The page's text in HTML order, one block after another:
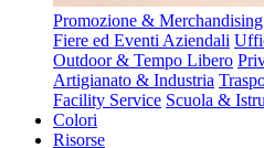
Promozione & Merchandising
Fiere ed Eventi Aziendali
Outdoor & Tempo Libero
Artigianato & Industria
Facility Service Scuola &
Colori
Risorse